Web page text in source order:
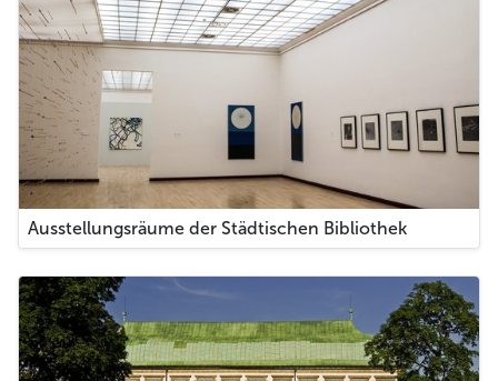
Ausstellungsräume der Städtischen Bibliothek